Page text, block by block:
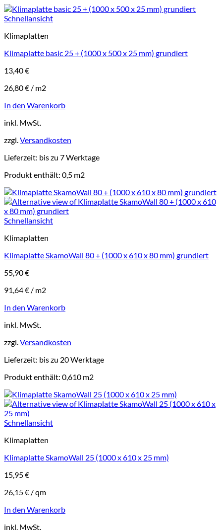
Schnellansicht
Klimaplatten
Klimaplatte basic 25 + (1000 x 500 x 25 mm) grundiert
13,40€
26,80€ / m2
In den Warenkorb
inkl. MwSt.
zzgl. Versandkosten
Lieferzeit: bis zu 7 Werktage
Produkt enthält: 0,5 m2
Schnellansicht
Klimaplatten
Klimaplatte SkamoWall 80 + (1000 x 610 x 80 mm) grundiert
55,90€
91,64€ / m2
In den Warenkorb
inkl. MwSt.
zzgl. Versandkosten
Lieferzeit: bis zu 20 Werktage
Produkt enthält: 0,610 m2
Schnellansicht
Klimaplatten
Klimaplatte SkamoWall 25 (1000 x 610 x 25 mm)
15,95€
26,15€ /qm
In den Warenkorb
inkl. MwSt.